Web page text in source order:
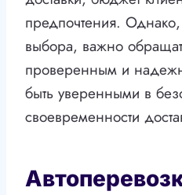
предпочтения.
выбора, важно
проверенным и
быть уверенными в
своевременности